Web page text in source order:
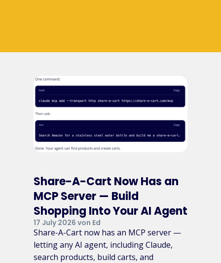
Share-A-Cart Now Has an
MCP Server — Build
Shopping Into Your AI Agent
17 July 2026 von Ed
Share-A-Cart now has an MCP server —
letting any AI agent, including Claude,
search products, build carts, and